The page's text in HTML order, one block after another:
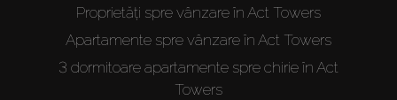
Proprietăți spre vânzare în Act Towers
Apartamente spre vânzare în Act Towers
3 dormitoare apartamente spre chirie în Act
Towers